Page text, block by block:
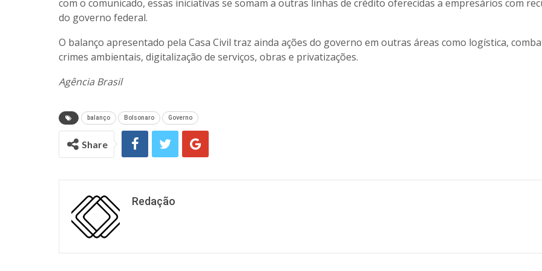
com o comunicado, essas iniciativas se somam a outras linhas de crédito oferecidas a empresários com
do governo federal.
O balanço apresentado pela Casa Civil traz ainda ações do governo em outras áreas como logística,
crimes ambientais, digitalização de serviços, obras e privatizações.
Agência Brasil
balanço Bolsonaro Governo
Share
Redação